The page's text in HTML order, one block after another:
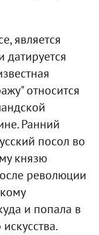
является
относится
Ранний
посол во
князю
революции
и попала в